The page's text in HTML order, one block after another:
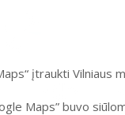
įtraukti Vilniaus
Maps” buvo